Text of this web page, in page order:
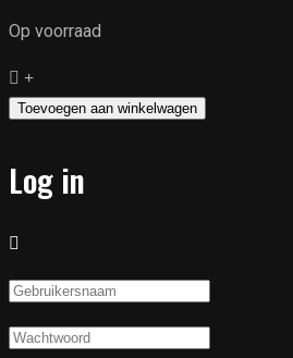
Op voorraad
Sym
Fiddle2
|
3449
Blauw
Toevoegen aan winkelwagen
Log in